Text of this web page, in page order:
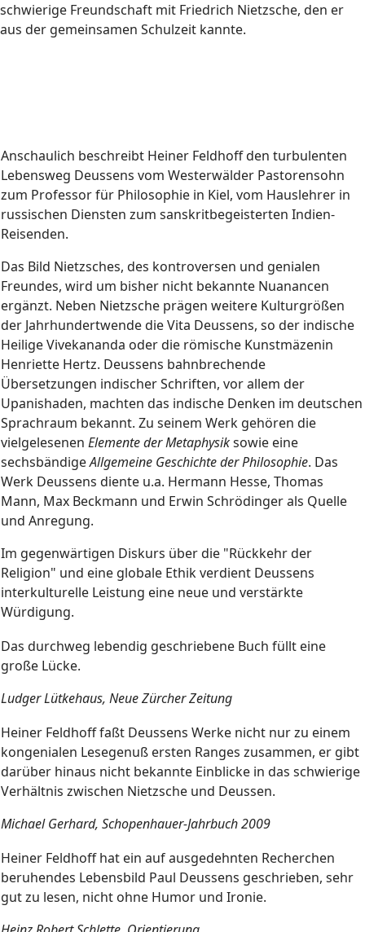
schwierige Freundschaft mit Friedrich Nietzsche, den er
aus der gemeinsamen Schulzeit kannte.
Anschaulich beschreibt Heiner Feldhoff den turbulenten
Lebensweg Deussens vom Westerwälder Pastorensohn
zum Professor für Philosophie in Kiel, vom Hauslehrer in
russischen Diensten zum sanskritbegeisterten Indien-
Reisenden.
Das Bild Nietzsches, des kontroversen und genialen
Freundes, wird um bisher nicht bekannte Nuanancen
ergänzt. Neben Nietzsche prägen weitere Kulturgrößen
der Jahrhundertwende die Vita Deussens, so der indische
Heilige Vivekananda oder die römische Kunstmäzenin
Henriette Hertz. Deussens bahnbrechende
Übersetzungen indischer Schriften, vor allem der
Upanishaden, machten das indische Denken im deutschen
Sprachraum bekannt. Zu seinem Werk gehören die
vielgelesenen Elemente der Metaphysiksowie eine
sechsbändigeAllgemeine Geschichte der Philosophie. Das
Werk Deussens diente u.a. Hermann Hesse, Thomas
Mann, Max Beckmann und Erwin Schrödinger als Quelle
und Anregung.
Im gegenwärtigen Diskurs über die "Rückkehr der
Religion" und eine globale Ethik verdient Deussens
interkulturelle Leistung eine neue und verstärkte
Würdigung.
Das durchweg lebendig geschriebene Buch füllt eine
große Lücke.
Ludger Lütkehaus, Neue Zürcher Zeitung
Heiner Feldhoff faßt Deussens Werke nicht nur zu einem
kongenialen Lesegenuß ersten Ranges zusammen, er gibt
darüber hinaus nicht bekannte Einblicke in das schwierige
Verhältnis zwischen Nietzsche und Deussen.
Michael Gerhard, Schopenhauer-Jahrbuch 2009
Heiner Feldhoff hat ein auf ausgedehnten Recherchen
beruhendes Lebensbild Paul Deussens geschrieben, sehr
gut zu lesen, nicht ohne Humor und Ironie.